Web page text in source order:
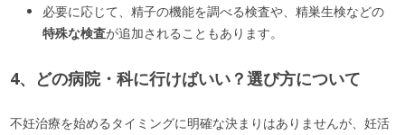
必要に応じて、精子の機能を調べる検査や、精巣生検などの
特殊な検査が追加されることもあります。
4、どの病院・科に行けばいい？選び方について
不妊治療を始めるタイミングに明確な決まりはありませんが、妊活